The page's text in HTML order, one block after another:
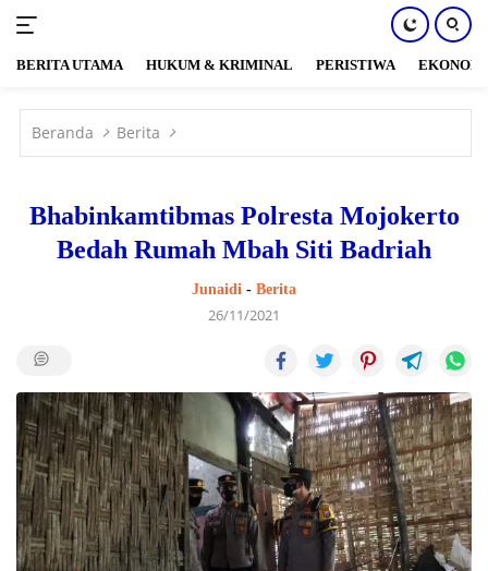
konten
BERITA UTAMA HUKUM & KRIMINAL PERISTIWA EKONOMI
Beranda Berita
Bhabinkamtibmas Polresta Mojokerto
Bedah Rumah Mbah Siti Badriah
Junaidi - Berita
26/11/2021